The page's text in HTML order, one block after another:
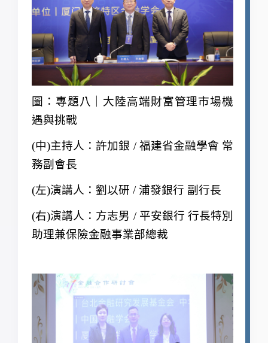
圖：專題八｜大陸高端財富管理市場機
遇與挑戰
(中)主持人：許加銀 / 福建省金融學會 常
務副會長
(左)演講人：劉以研 / 浦發銀行 副行長
(右)演講人：方志男 / 平安銀行 行長特別
助理兼保險金融事業部總裁